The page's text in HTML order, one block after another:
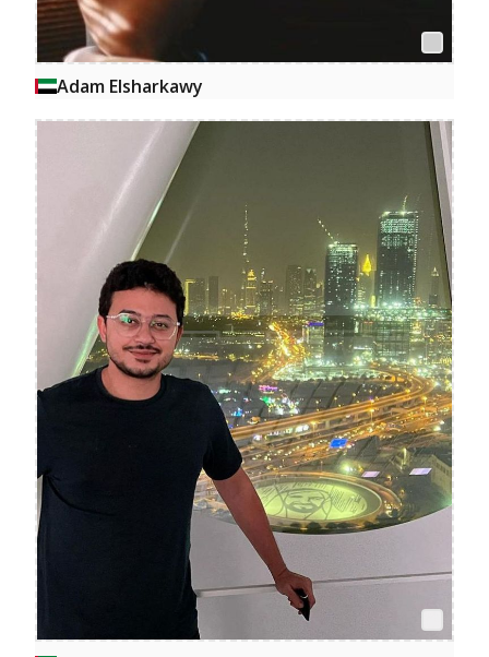
Adam Elsharkawy